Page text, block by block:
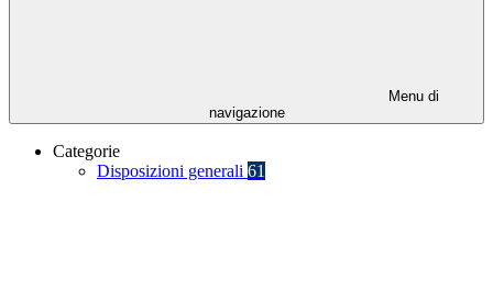
Menu di
navigazione
Categorie
Disposizioni generali 61